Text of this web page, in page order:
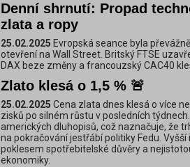
Denní shrnutí: Propad
zlata a ropy
25.02.2025 Evropská seance byla
otevření na Wall Street. Britský FTSE
DAX beze změny a francouzský CAC40
Zlato klesá o 1,5 % 🚨
25.02.2025 Cena zlata dnes klesá o více
zisků po silném růstu v posledních
amerických dluhopisů, což naznačuje, že
na pokračování jestřábí politiky Fedu.
poklesem spotřebitelské důvěry a
ekonomiky.